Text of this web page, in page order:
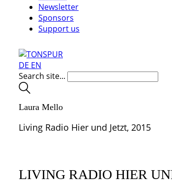
Newsletter
Sponsors
Support us
DE EN
Search site...
Laura Mello
Living Radio Hier und Jetzt, 2015
LIVING RADIO HIER